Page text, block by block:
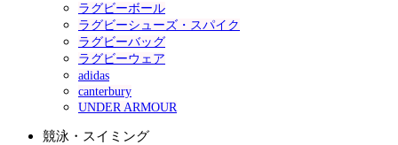
ラグビーボール
ラグビーシューズ・スパイク
ラグビーバッグ
ラグビーウェア
adidas
canterbury
UNDER ARMOUR
競泳・スイミング